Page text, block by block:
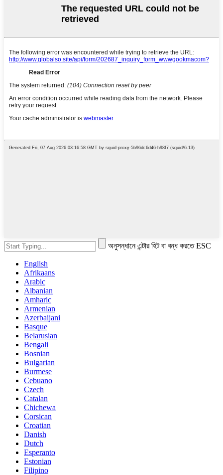
অনুসন্ধানে এন্টার হিট বা বন্ধ করতে ESC
English
Afrikaans
Arabic
Albanian
Amharic
Armenian
Azerbaijani
Basque
Belarusian
Bengali
Bosnian
Bulgarian
Burmese
Cebuano
Czech
Catalan
Chichewa
Corsican
Croatian
Danish
Dutch
Esperanto
Estonian
Filipino